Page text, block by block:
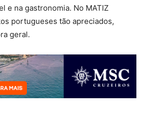
e na gastronomia. No MATIZ
portugueses tão apreciados,
geral.